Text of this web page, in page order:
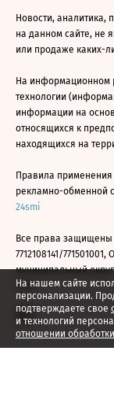
На нашем сайте
персонализации.
подтверждаете свое
и технологий
отношении
Новости, аналитика,
на данном сайте, не
или продаже каких-
На информационном
технологии
информации на
относящихся к
находящихся на
Правила применения
рекламно-обменной
24smi
Все права
7712108141/771501001,
муниципальный
2026